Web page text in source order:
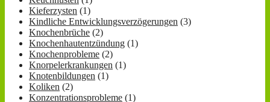
Kieferzysten (1)
Kindliche Entwicklungsverzögerungen (3)
Knochenbrüche (2)
Knochenhautentzündung (1)
Knochenprobleme (2)
Knorpelerkrankungen (1)
Knotenbildungen (1)
Koliken (2)
Konzentrationsprobleme (1)